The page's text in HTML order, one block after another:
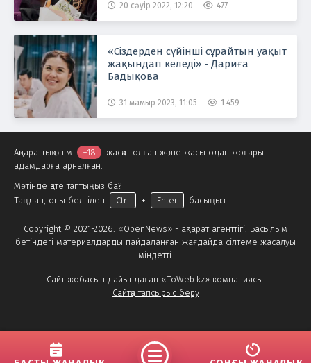
20 сәуір 2022, 12:20 477
«Сіздерден сүйінші сұрайтын уақыт
жақындап келеді» - Дариға
Бадықова
31 мамыр 2023, 11:05 1 459
Copyright © 2021-2026. «OpenNews» - ақпарат агенттігі. Басылым
бетіндегі материалдарды пайдаланған жағдайда сілтеме жасалуы
міндетті.
Сайт жобасын дайындаған «ToWeb.kz» компаниясы.
Сайтқа тапсырыс беру
Ақпараттық өнім +18
жасқа толған және жасы одан жоғары
адамдарға арналған.
Мәтінде қате таптыңыз ба?
Таңдап, оны белгілеп
Ctrl + Enter басыңыз.